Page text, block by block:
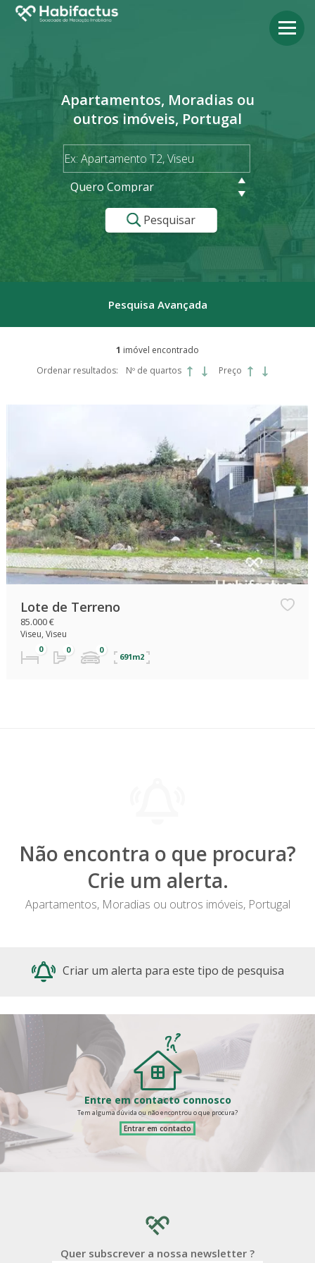
Apartamentos, Moradias ou
outros imóveis, Portugal
Quero Comprar
Pesquisar
Pesquisa Avançada
1 imóvel encontrado
Ordenar resultados:
Nº de quartos Preço
Lote de Terreno
85.000 €
Viseu, Viseu
691m2
Não encontra o que procura?
Crie um alerta.
Apartamentos, Moradias ou outros imóveis, Portugal
Criar um alerta para este tipo de pesquisa
Entre em contacto connosco
Tem alguma dúvida ou não encontrou o que procura?
Entrar em contacto
Quer subscrever a nossa newsletter ?